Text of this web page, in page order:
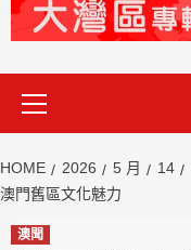
HOME 2026 5 月 14
澳門舊區文化魅力
澳聞